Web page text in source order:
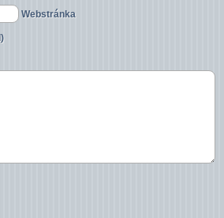
Webstránka